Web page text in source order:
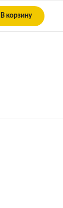
В корзину